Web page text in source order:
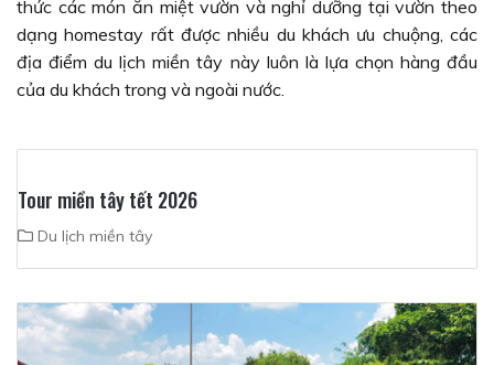
thức các món ăn miệt vườn và nghỉ dưỡng tại vườn theo
dạng homestay rất được nhiều du khách ưu chuộng, các
địa điểm du lịch miền tây này luôn là lựa chọn hàng đầu
của du khách trong và ngoài nước.
Tour miền tây tết 2026
Du lịch miền tây